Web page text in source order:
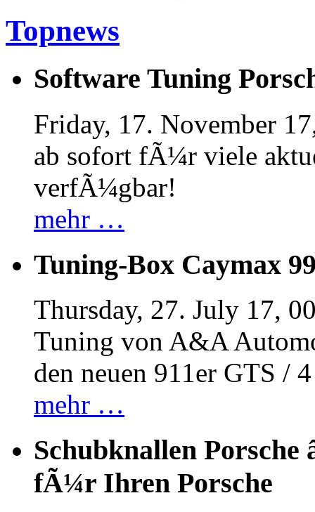
Topnews
Software Tuning
Friday, 17. November
ab sofort fÃ¼r viele
verfÃ¼gbar!
mehr …
Tuning-Box Caymax
Thursday, 27. July 17,
Tuning von A&A
den neuen 911er GTS /
mehr …
Schubknallen Porsche
fÃ¼r Ihren Porsche